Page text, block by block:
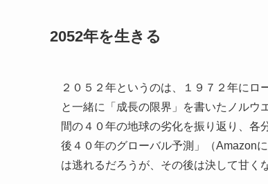
2052年を生きる
２０５２年というのは、１９７２年に
と一緒に「成長の限界」を書いたノルウ
間の４０年の地球の劣化を振り返り、
後４０年のグローバル予測」（Amazon
は逃れるだろうが、その後は決して甘く